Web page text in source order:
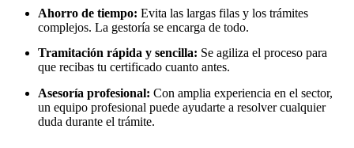
Ahorro de tiempo: Evita las largas filas y los trámites
complejos. La gestoría se encarga de todo.
Tramitación rápida y sencilla: Se agiliza el proceso para
que recibas tu certificado cuanto antes.
Asesoría profesional: Con amplia experiencia en el sector,
un equipo profesional puede ayudarte a resolver cualquier
duda durante el trámite.